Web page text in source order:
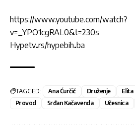
https://www.youtube.com/watch?
v=_YPO1cgRAL0&t=230s
Hypetv.rs/hypebih.ba
TAGGED: Ana Ćurčić Druženje Elita
Provod
Srđan Kačavenda Učesnica